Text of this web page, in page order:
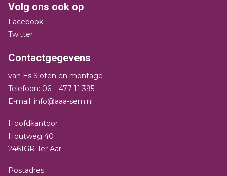
Volg ons ook op
Facebook
Twitter
Contactgegevens
van Es Sloten en montage
Telefoon: 06 – 477 11 395
E-mail: info@aaa-sem.nl
Hoofdkantoor
Houtweg 40
2461GR Ter Aar
Postadres